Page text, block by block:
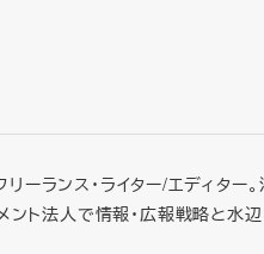
ランス・ライター/エディター
ト法人で情報・広報戦略と水